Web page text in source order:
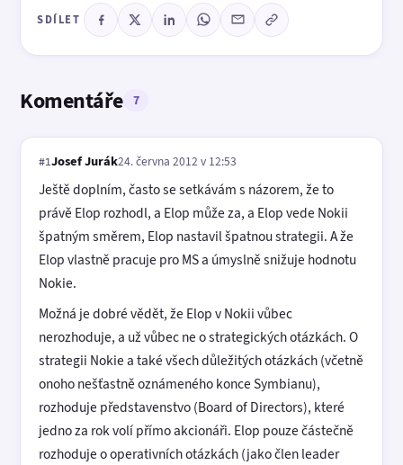
SDÍLET
Komentáře 7
#1Josef Jurák24. června 2012 v 12:53
Ještě doplním, často se setkávám s názorem, že to
právě Elop rozhodl, a Elop může za, a Elop vede Nokii
špatným směrem, Elop nastavil špatnou strategii. A že
Elop vlastně pracuje pro MS a úmyslně snižuje hodnotu
Nokie.
Možná je dobré vědět, že Elop v Nokii vůbec
nerozhoduje, a už vůbec ne o strategických otázkách. O
strategii Nokie a také všech důležitých otázkách (včetně
onoho nešťastně oznámeného konce Symbianu),
rozhoduje představenstvo (Board of Directors), které
jedno za rok volí přímo akcionáři. Elop pouze částečně
rozhoduje o operativních otázkách (jako člen leader